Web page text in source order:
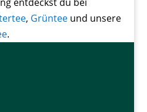
, Grünteeund unsere
.